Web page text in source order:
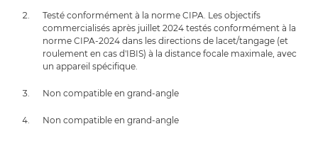
Testé conformément à la norme CIPA. Les objectifs
commercialisés après juillet 2024 testés conformément à la
norme CIPA-2024 dans les directions de lacet/tangage (et
roulement en cas d'IBIS) à la distance focale maximale, avec
un appareil spécifique.
Non compatible en grand-angle
Non compatible en grand-angle